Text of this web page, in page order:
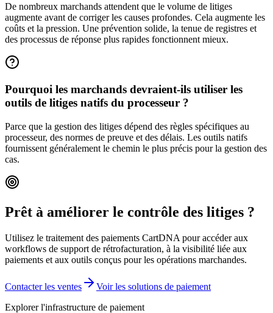
De nombreux marchands attendent que le volume de litiges
augmente avant de corriger les causes profondes. Cela augmente les
coûts et la pression. Une prévention solide, la tenue de registres et
des processus de réponse plus rapides fonctionnent mieux.
Pourquoi les marchands devraient-ils utiliser les
outils de litiges natifs du processeur ?
Parce que la gestion des litiges dépend des règles spécifiques au
processeur, des normes de preuve et des délais. Les outils natifs
fournissent généralement le chemin le plus précis pour la gestion des
cas.
Prêt à améliorer le contrôle des litiges ?
Utilisez le traitement des paiements CartDNA pour accéder aux
workflows de support de rétrofacturation, à la visibilité liée aux
paiements et aux outils conçus pour les opérations marchandes.
Contacter les ventes
Voir les solutions de paiement
Explorer l'infrastructure de paiement